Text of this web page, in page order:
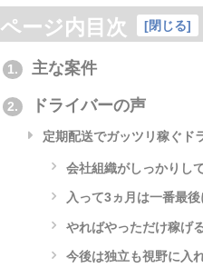
ページ内目次 [閉じる]
1. 主な案件
2. ドライバーの声
定期配送でガッツリ稼ぐド
会社組織がしっかりし
入って3ヵ月は一番最
やればやっただけ稼げ
今後は独立も視野に入